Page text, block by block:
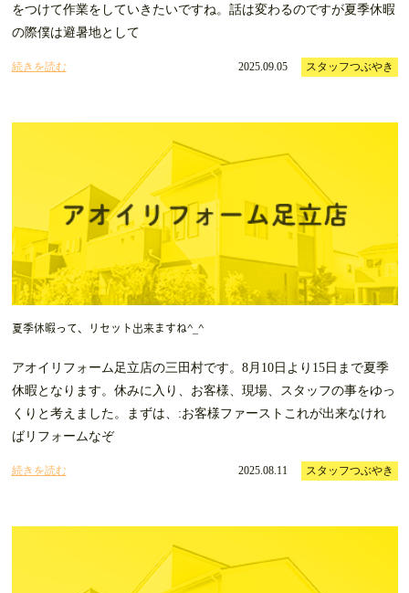
をつけて作業をしていきたいですね。話は変わるのですが夏季休暇
の際僕は避暑地として
続きを読む 2025.09.05 スタッフつぶやき
夏季休暇って、リセット出来ますね^_^
アオイリフォーム足立店の三田村です。8月10日より15日まで夏季
休暇となります。休みに入り、お客様、現場、スタッフの事をゆっ
くりと考えました。まずは、:お客様ファーストこれが出来なけれ
ばリフォームなぞ
続きを読む 2025.08.11 スタッフつぶやき